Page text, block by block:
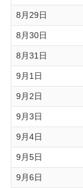
8月29日
8月30日
8月31日
9月1日
9月2日
9月3日
9月4日
9月5日
9月6日